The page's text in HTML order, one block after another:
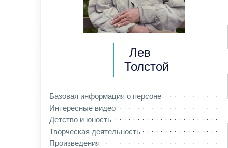
Лев
Толстой
Базовая информация о персоне
Интересные видео
Детство и юность
Творческая деятельность
Произведения